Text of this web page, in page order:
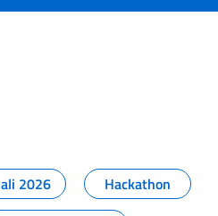
2026
Hackathon